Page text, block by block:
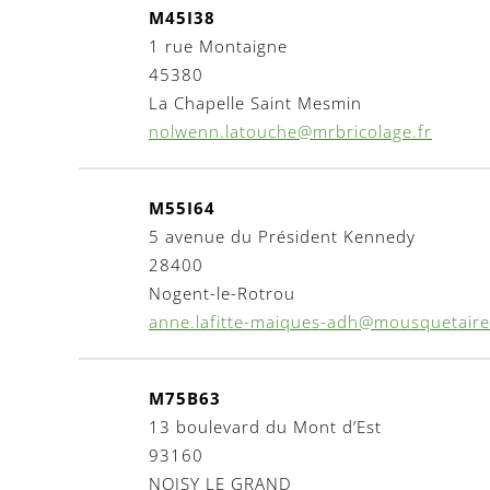
M45I38
1 rue Montaigne
45380
La Chapelle Saint Mesmin
nolwenn.latouche@mrbricolage.fr
M55I64
5 avenue du Président Kennedy
28400
Nogent-le-Rotrou
anne.lafitte-maiques-
M75B63
13 boulevard du Mont d’Est
93160
NOISY LE GRAND